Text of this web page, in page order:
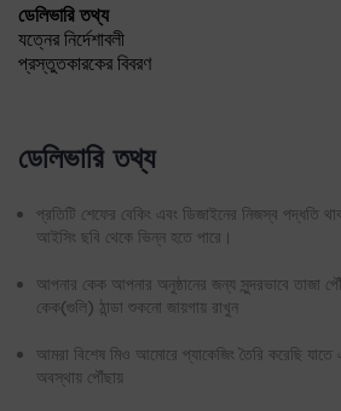
ডেলিভারি তথ্য
যত্নের নির্দেশাবলী
প্রস্তুতকারকের বিবরণ
ডেলিভারি তথ্য
প্রতিটি শেফের বেকিং এবং ডিজাইনের নিজস্ব পদ্ধতি
আইসিং ছবি থেকে ভিন্ন হতে পারে।
আপনার কেক আপনার অনুষ্ঠানের জন্য সুন্দরভাবে তাজা
কেক(গুলি) ঠান্ডা শুকনো জায়গায় রাখুন
আমরা বিশেষ মিও আমোরে প্যাকেজিং তৈরি করেছি
অবস্থায় পৌঁছায়